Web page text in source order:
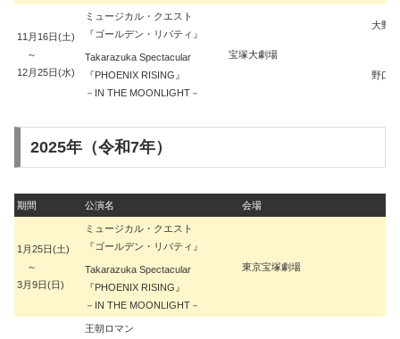
11月16日(土)
～
12月25日(水)
ミュージカル・クエスト
『ゴールデン・リバティ』
宝塚大劇場
大野
Takarazuka Spectacular
『PHOENIX RISING』
－IN THE MOONLIGHT－
野口
2025年（令和7年）
期間 公演名 会場
1月25日(土)
～
3月9日(日)
ミュージカル・クエスト
『ゴールデン・リバティ』
東京宝塚劇場
Takarazuka Spectacular
『PHOENIX RISING』
－IN THE MOONLIGHT－
王朝ロマン